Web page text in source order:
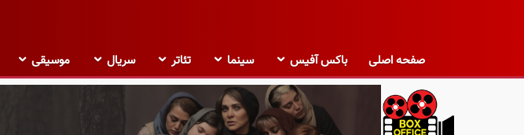
صفحه اصلی باکس آفیس سینما تئاتر سریال موسیقی